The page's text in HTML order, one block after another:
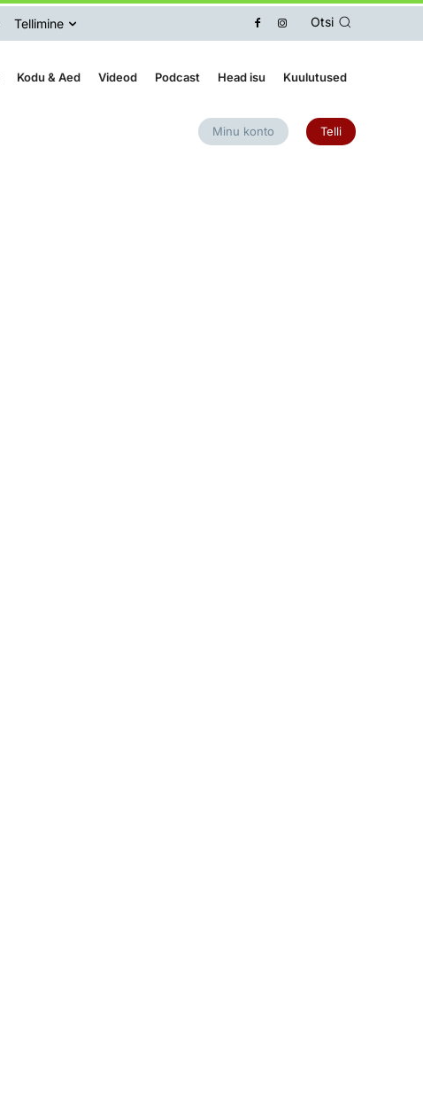
Tellimine Otsi
Kodu & Aed Videod Podcast Head isu Kuulutused
Minu konto Telli